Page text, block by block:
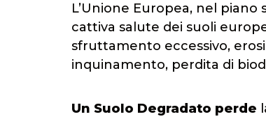
L’Unione Europea, nel
cattiva salute dei suoli
sfruttamento eccessivo,
inquinamento, perdita di
Un Suolo Degradato perde